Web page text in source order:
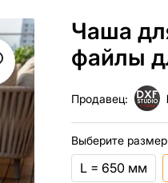
Чаша
файлы
Продавец:
Выберите
L = 650 мм